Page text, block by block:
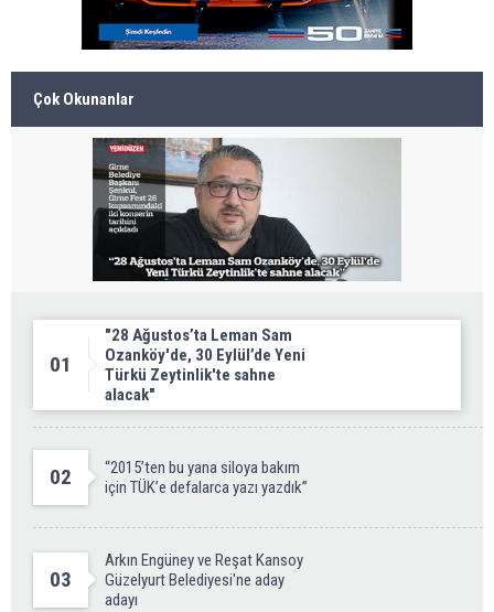
Çok Okunanlar
01
"28 Ağustos’ta Leman Sam
Ozanköy'de, 30 Eylül’de Yeni
Türkü Zeytinlik'te sahne
alacak"
02
“2015’ten bu yana siloya bakım
için TÜK’e defalarca yazı yazdık”
03
Arkın Engüney ve Reşat Kansoy
Güzelyurt Belediyesi'ne aday
adayı